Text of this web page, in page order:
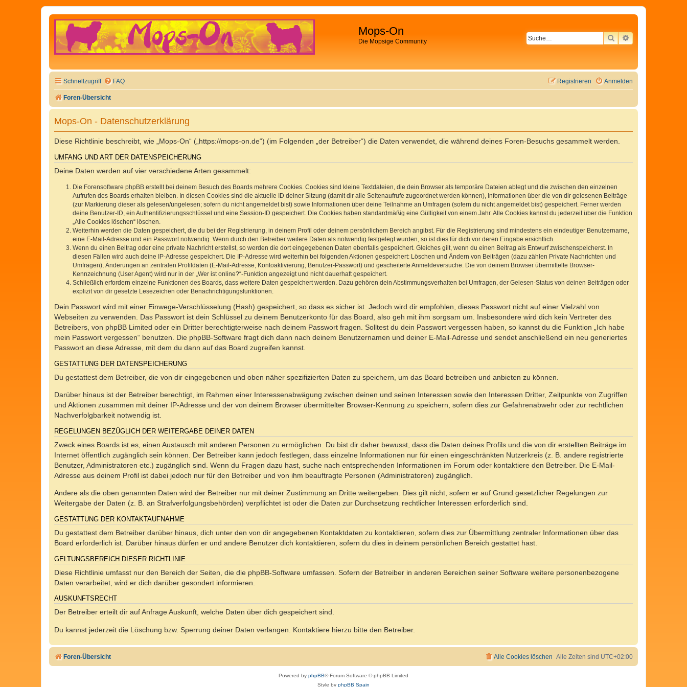
Mops-On
Die Mopsige Community SUCHEERWEITERTE
Schnellzugriff FAQ Anmelden
Registrieren
Foren-Übersicht
Mops-On - Datenschutzerklärung
Diese Richtlinie beschreibt, wie „Mops-On“ („https://mops-on.de“) (im Folgenden „der Betreiber“) die Daten verwendet, die während deines Foren-Besuchs gesammelt werden.
UMFANG UND ART DER DATENSPEICHERUNG
Deine Daten werden auf vier verschiedene Arten gesammelt:
Die Forensoftware phpBB erstellt bei deinem Besuch des Boards mehrere Cookies. Cookies sind kleine Textdateien, die dein Browser als temporäre Dateien ablegt und die zwischen den einzelnen
Aufrufen des Boards erhalten bleiben. In diesen Cookies sind die aktuelle ID deiner Sitzung (damit dir alle Seitenaufrufe zugeordnet werden können), Informationen über die von dir gelesenen Beiträge
(zur Markierung dieser als gelesen/ungelesen; sofern du nicht angemeldet bist) sowie Informationen über deine Teilnahme an Umfragen (sofern du nicht angemeldet bist) gespeichert. Ferner werden
deine Benutzer-ID, ein Authentifizierungsschlüssel und eine Session-ID gespeichert. Die Cookies haben standardmäßig eine Gültigkeit von einem Jahr. Alle Cookies kannst du jederzeit über die Funktion
„Alle Cookies löschen“ löschen.
Weiterhin werden die Daten gespeichert, die du bei der Registrierung, in deinem Profil oder deinem persönlichem Bereich angibst. Für die Registrierung sind mindestens ein eindeutiger Benutzername,
eine E-Mail-Adresse und ein Passwort notwendig. Wenn durch den Betreiber weitere Daten als notwendig festgelegt wurden, so ist dies für dich vor deren Eingabe ersichtlich.
Wenn du einen Beitrag oder eine private Nachricht erstellst, so werden die dort eingegebenen Daten ebenfalls gespeichert. Gleiches gilt, wenn du einen Beitrag als Entwurf zwischenspeicherst. In
diesen Fällen wird auch deine IP-Adresse gespeichert. Die IP-Adresse wird weiterhin bei folgenden Aktionen gespeichert: Löschen und Ändern von Beiträgen (dazu zählen Private Nachrichten und
Umfragen), Änderungen an zentralen Profildaten (E-Mail-Adresse, Kontoaktivierung, Benutzer-Passwort) und gescheiterte Anmeldeversuche. Die von deinem Browser übermittelte Browser-
Kennzeichnung (User Agent) wird nur in der „Wer ist online?“-Funktion angezeigt und nicht dauerhaft gespeichert.
Schließlich erfordern einzelne Funktionen des Boards, dass weitere Daten gespeichert werden. Dazu gehören dein Abstimmungsverhalten bei Umfragen, der Gelesen-Status von deinen Beiträgen oder
explizit von dir gesetzte Lesezeichen oder Benachrichtigungsfunktionen.
Dein Passwort wird mit einer Einwege-Verschlüsselung (Hash) gespeichert, so dass es sicher ist. Jedoch wird dir empfohlen, dieses Passwort nicht auf einer Vielzahl von
Webseiten zu verwenden. Das Passwort ist dein Schlüssel zu deinem Benutzerkonto für das Board, also geh mit ihm sorgsam um. Insbesondere wird dich kein Vertreter des
Betreibers, von phpBB Limited oder ein Dritter berechtigterweise nach deinem Passwort fragen. Solltest du dein Passwort vergessen haben, so kannst du die Funktion „Ich habe
mein Passwort vergessen“ benutzen. Die phpBB-Software fragt dich dann nach deinem Benutzernamen und deiner E-Mail-Adresse und sendet anschließend ein neu generiertes
Passwort an diese Adresse, mit dem du dann auf das Board zugreifen kannst.
GESTATTUNG DER DATENSPEICHERUNG
Du gestattest dem Betreiber, die von dir eingegebenen und oben näher spezifizierten Daten zu speichern, um das Board betreiben und anbieten zu können.
Darüber hinaus ist der Betreiber berechtigt, im Rahmen einer Interessenabwägung zwischen deinen und seinen Interessen sowie den Interessen Dritter, Zeitpunkte von Zugriffen
und Aktionen zusammen mit deiner IP-Adresse und der von deinem Browser übermittelter Browser-Kennung zu speichern, sofern dies zur Gefahrenabwehr oder zur rechtlichen
Nachverfolgbarkeit notwendig ist.
REGELUNGEN BEZÜGLICH DER WEITERGABE DEINER DATEN
Zweck eines Boards ist es, einen Austausch mit anderen Personen zu ermöglichen. Du bist dir daher bewusst, dass die Daten deines Profils und die von dir erstellten Beiträge im
Internet öffentlich zugänglich sein können. Der Betreiber kann jedoch festlegen, dass einzelne Informationen nur für einen eingeschränkten Nutzerkreis (z. B. andere registrierte
Benutzer, Administratoren etc.) zugänglich sind. Wenn du Fragen dazu hast, suche nach entsprechenden Informationen im Forum oder kontaktiere den Betreiber. Die E-Mail-
Adresse aus deinem Profil ist dabei jedoch nur für den Betreiber und von ihm beauftragte Personen (Administratoren) zugänglich.
Andere als die oben genannten Daten wird der Betreiber nur mit deiner Zustimmung an Dritte weitergeben. Dies gilt nicht, sofern er auf Grund gesetzlicher Regelungen zur
Weitergabe der Daten (z. B. an Strafverfolgungsbehörden) verpflichtet ist oder die Daten zur Durchsetzung rechtlicher Interessen erforderlich sind.
GESTATTUNG DER KONTAKTAUFNAHME
Du gestattest dem Betreiber darüber hinaus, dich unter den von dir angegebenen Kontaktdaten zu kontaktieren, sofern dies zur Übermittlung zentraler Informationen über das
Board erforderlich ist. Darüber hinaus dürfen er und andere Benutzer dich kontaktieren, sofern du dies in deinem persönlichen Bereich gestattet hast.
GELTUNGSBEREICH DIESER RICHTLINIE
Diese Richtlinie umfasst nur den Bereich der Seiten, die die phpBB-Software umfassen. Sofern der Betreiber in anderen Bereichen seiner Software weitere personenbezogene
Daten verarbeitet, wird er dich darüber gesondert informieren.
AUSKUNFTSRECHT
Der Betreiber erteilt dir auf Anfrage Auskunft, welche Daten über dich gespeichert sind.
Du kannst jederzeit die Löschung bzw. Sperrung deiner Daten verlangen. Kontaktiere hierzu bitte den Betreiber.
Foren-Übersicht Alle Zeiten sind UTC+02:00
Alle Cookies löschen
Powered by phpBB® Forum Software © phpBB Limited
Style by phpBB Spain